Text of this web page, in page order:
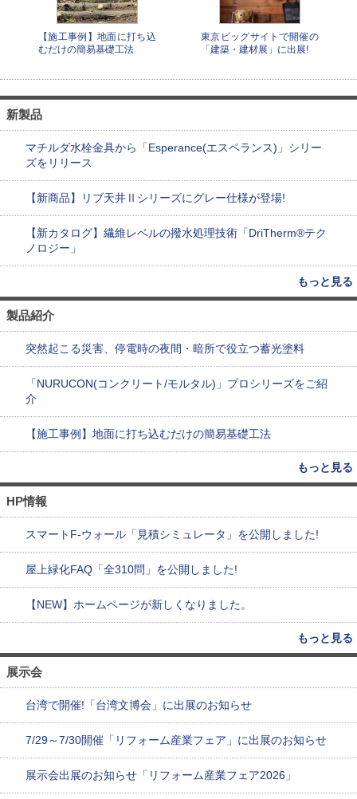
【施工事例】地面に打ち込
むだけの簡易基礎工法
東京ビッグサイトで開催の
「建築・建材展」に出展!
新製品
マチルダ水栓金具から「Esperance(エスペランス)」シリー
ズをリリース
【新商品】リブ天井Ⅱシリーズにグレー仕様が登場!
【新カタログ】繊維レベルの撥水処理技術「DriTherm®テク
ノロジー」
もっと見る
製品紹介
突然起こる災害、停電時の夜間・暗所で役立つ蓄光塗料
「NURUCON(コンクリート/モルタル)」プロシリーズをご紹
介
【施工事例】地面に打ち込むだけの簡易基礎工法
もっと見る
HP情報
スマートF-ウォール「見積シミュレータ」を公開しました!
屋上緑化FAQ「全310問」を公開しました!
【NEW】ホームページが新しくなりました。
もっと見る
展示会
台湾で開催!「台湾文博会」に出展のお知らせ
7/29～7/30開催「リフォーム産業フェア」に出展のお知らせ
展示会出展のお知らせ「リフォーム産業フェア2026」